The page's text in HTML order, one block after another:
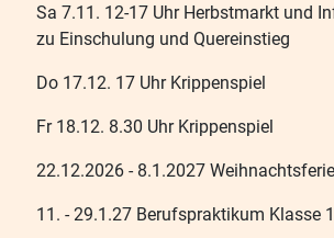
Sa 7.11. 12-17 Uhr Herbstmarkt und
zu Einschulung und Quereinstieg
Do 17.12. 17 Uhr Krippenspiel
Fr 18.12. 8.30 Uhr Krippenspiel
22.12.2026 - 8.1.2027
11. - 29.1.27 Berufspraktikum Klasse